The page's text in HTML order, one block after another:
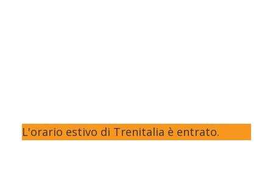
L'orario estivo di Trenitalia è entrato.